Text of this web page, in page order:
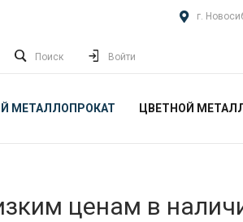
г.
Поиск Войти
МЕТАЛЛОПРОКАТ ЦВЕТНОЙ
ценам в